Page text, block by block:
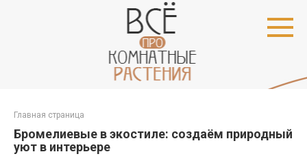
Главная страница
Бромелиевые в экостиле: создаём природный
уют в интерьере